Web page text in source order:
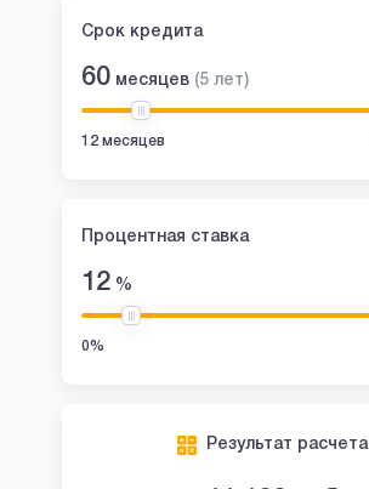
Срок кредита
60 месяцев (5 лет)
12 месяцев
Процентная ставка
12%
0%
Результат расчета